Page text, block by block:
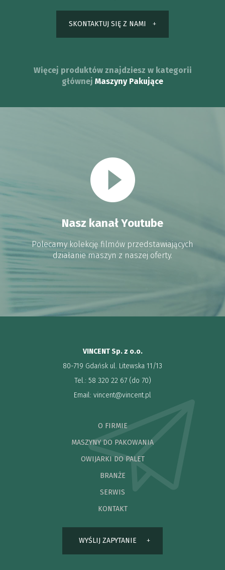
SKONTAKTUJ SIĘ Z NAMI
Więcej produktów znajdziesz w kategorii
głównej Maszyny Pakujące
Nasz kanał Youtube
Polecamy kolekcję filmów przedstawiających
działanie maszyn z naszej oferty.
VINCENT Sp. z o.o.
80-719 Gdańsk ul. Litewska 11/13
Tel.: 58 320 22 67 (do 70)
Email: vincent@vincent.pl
O FIRMIE
MASZYNY DO PAKOWANIA
OWIJARKI DO PALET
BRANŻE
SERWIS
KONTAKT
WYŚLIJ ZAPYTANIE